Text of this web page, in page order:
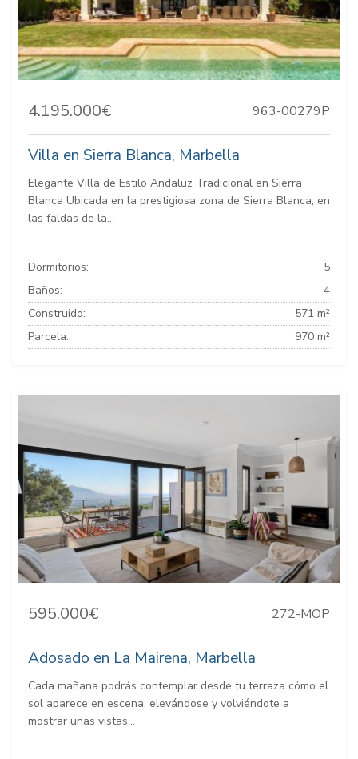
4.195.000€ 963-00279P
Villa en Sierra Blanca, Marbella
Elegante Villa de Estilo Andaluz Tradicional en Sierra
Blanca Ubicada en la prestigiosa zona de Sierra Blanca, en
las faldas de la...
Dormitorios:
5
Baños:
4
Construido:
571 m²
Parcela:
970 m²
595.000€ 272-MOP
Adosado en La Mairena, Marbella
Cada mañana podrás contemplar desde tu terraza cómo el
sol aparece en escena, elevándose y volviéndote a
mostrar unas vistas...